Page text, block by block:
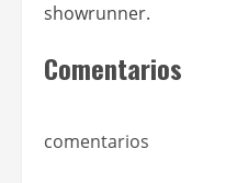
showrunner.
Comentarios
comentarios